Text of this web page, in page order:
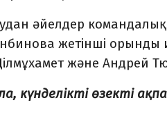
әйелдер
жетінші орынды
және Андрей
күнделікті өзекті